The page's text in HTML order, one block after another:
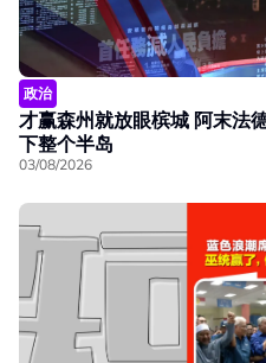
政治
才赢森州就放眼槟城 阿末法
下整个半岛
03/08/2026